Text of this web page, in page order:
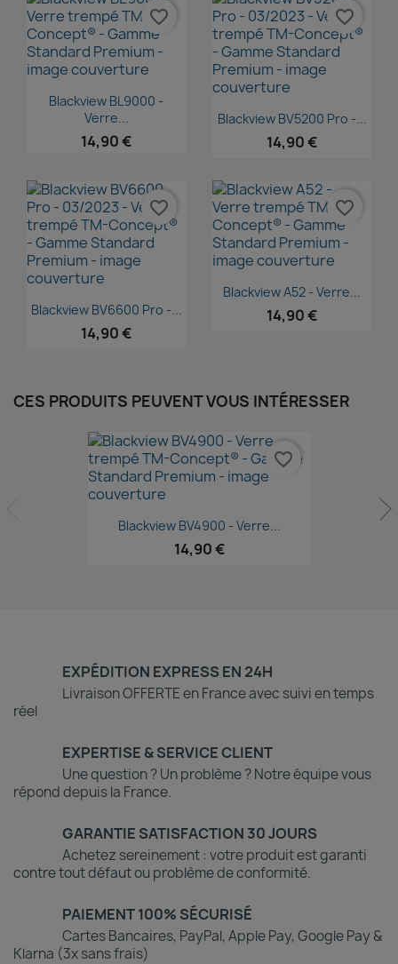
Aperçu rapide
Blackview BL9000 -
Verre...
14,90 €
favorite_border
Aperçu rapide
Blackview BV5200 Pro -...
14,90 €
favorite_border
Aperçu rapide
Blackview BV6600 Pro -...
14,90 €
favorite_border
Aperçu rapide
Blackview A52 - Verre...
14,90 €
favorite_border
CES PRODUITS PEUVENT VOUS INTÉRESSER
Aperçu rapide
Blackview BV4900 - Verre...
14,90 €
favorite_border
EXPÉDITION EXPRESS EN 24H
Livraison OFFERTE en France avec suivi en temps
réel
EXPERTISE & SERVICE CLIENT
Une question ? Un problème ? Notre équipe vous
répond depuis la France.
GARANTIE SATISFACTION 30 JOURS
Achetez sereinement : votre produit est garanti
contre tout défaut ou problème de conformité.
PAIEMENT 100% SÉCURISÉ
Cartes Bancaires, PayPal, Apple Pay, Google Pay &
Klarna (3x sans frais)